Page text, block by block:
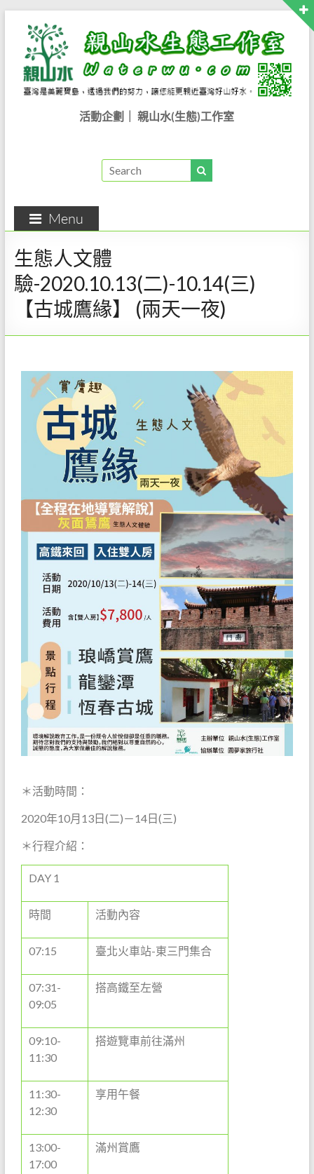
活動企劃｜ 親山水(生態)工作室
Menu
生態人文體
驗-2020.10.13(二)-10.14(三)
【古城鷹緣】 (兩天一夜)
＊活動時間：
2020年10月13日(二)－14日(三)
＊行程介紹：
DAY 1
時間 活動內容
07:15 臺北火車站-東三門集合
07:31-
09:05
搭高鐵至左營
09:10-
11:30
搭遊覽車前往滿州
11:30-
12:30
享用午餐
13:00-
17:00
滿州賞鷹